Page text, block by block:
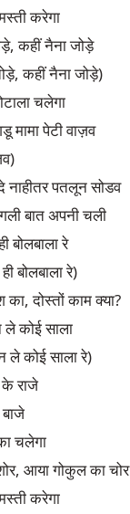
करेगा
कहीं नैना जोड़े
कहीं नैना जोड़े)
चलेगा
मामा पेटी वाज़व
नाहीतर पतलून सोडव
बात अपनी चली
बोलबाला रे
बोलबाला रे)
का, दोस्तों काम क्या?
कोई साला
कोई साला रे)
राजे
चलेगा
आया गोकुल का चोर
करेगा